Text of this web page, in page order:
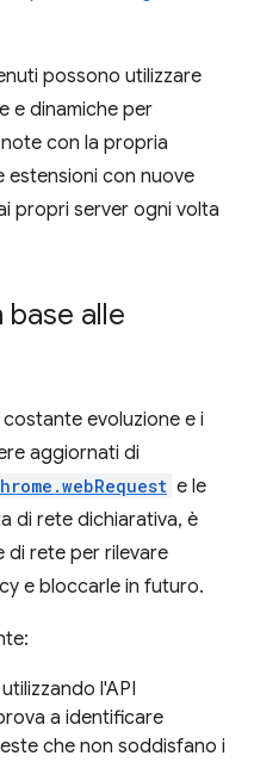
possono utilizzare
e dinamiche per
con la propria
estensioni con nuove
propri server ogni volta
alle
evoluzione e i
aggiornati di
e le
di rete dichiarativa, è
di rete per rilevare
e bloccarle in futuro.
l'API
a identificare
che non soddisfano i